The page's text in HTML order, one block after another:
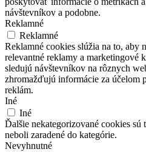
návštevníkov a podobne.
Reklamné
Reklamné
Reklamné cookies slúžia na to, aby
relevantné reklamy a marketingové
sledujú návštevníkov na rôznych
zhromažďujú informácie za účelom
reklám.
Iné
Iné
Ďalšie nekategorizované cookies
neboli zaradené do kategórie.
Nevyhnutné